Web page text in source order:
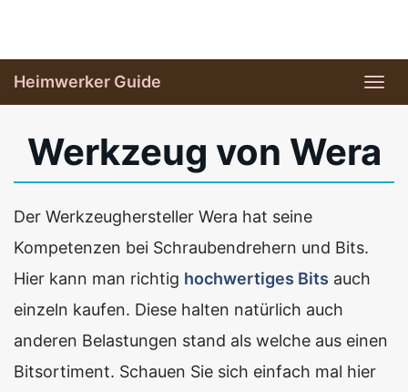
main
content
Heimwerker Guide
Werkzeug von Wera
Der Werkzeughersteller Wera hat seine
Kompetenzen bei Schraubendrehern und Bits.
Hier kann man richtig hochwertiges Bits auch
einzeln kaufen. Diese halten natürlich auch
anderen Belastungen stand als welche aus einen
Bitsortiment. Schauen Sie sich einfach mal hier